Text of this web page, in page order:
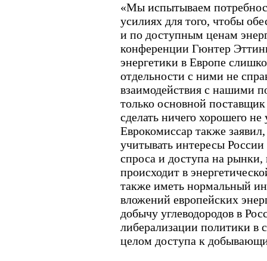
«Мы испытываем
усилиях для того, чтобы
и по доступным ценам
конференции Гюнтер
энергетики в Европе
отдельности с ними не
взаимодействия с нашими
только основной
сделать ничего хорошего не
Еврокомиссар также
учитывать интересы
спроса и доступа на рынки,
происходит в
также иметь нормальный
вложений европейских
добычу углеводородов в
либерализации политики в
целом доступа к